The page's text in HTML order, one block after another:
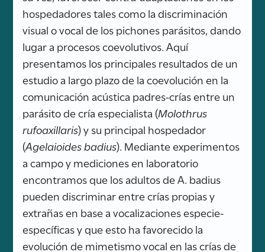
hospedadores tales como la discriminación
visual o vocal de los pichones parásitos, dando
lugar a procesos coevolutivos. Aquí
presentamos los principales resultados de un
estudio a largo plazo de la coevolución en la
comunicación acústica padres-crías entre un
parásito de cría especialista (Molothrus
rufoaxillaris) y su principal hospedador
(Agelaioides badius). Mediante experimentos
a campo y mediciones en laboratorio
encontramos que los adultos de A. badius
pueden discriminar entre crías propias y
extrañas en base a vocalizaciones especie-
específicas y que esto ha favorecido la
evolución de mimetismo vocal en las crías de